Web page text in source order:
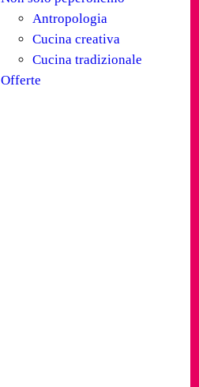
Antropologia
Cucina creativa
Cucina tradizionale
Offerte